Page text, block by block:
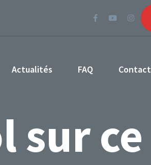
Actualités FAQ Contact
sur ce